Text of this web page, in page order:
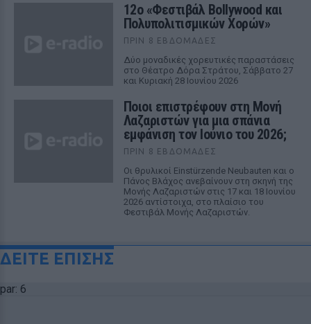
12ο «Φεστιβάλ Bollywood και
Πολυπολιτισμικών Χορών»
ΠΡΙΝ 8 ΕΒΔΟΜΆΔΕΣ
Δύο μοναδικές χορευτικές παραστάσεις
στο Θέατρο Δόρα Στράτου, Σάββατο 27
και Κυριακή 28 Ιουνίου 2026
Ποιοι επιστρέφουν στη Μονή
Λαζαριστών για μια σπάνια
εμφάνιση τον Ιούνιο του 2026;
ΠΡΙΝ 8 ΕΒΔΟΜΆΔΕΣ
Οι θρυλικοί Einstürzende Neubauten και ο
Πάνος Βλάχος ανεβαίνουν στη σκηνή της
Μονής Λαζαριστών στις 17 και 18 Ιουνίου
2026 αντίστοιχα, στο πλαίσιο του
Φεστιβάλ Μονής Λαζαριστών.
ΔΕΙΤΕ ΕΠΙΣΗΣ
par: 6